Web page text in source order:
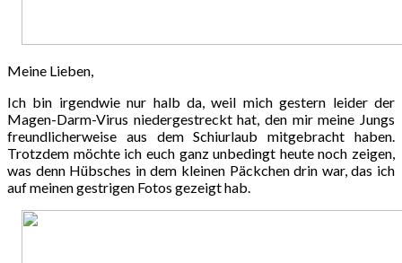
Meine Lieben,
Ich bin irgendwie nur halb da, weil mich gestern leider der
Magen-Darm-Virus niedergestreckt hat, den mir meine Jungs
freundlicherweise aus dem Schiurlaub mitgebracht haben.
Trotzdem möchte ich euch ganz unbedingt heute noch zeigen,
was denn Hübsches in dem kleinen Päckchen drin war, das ich
auf meinen gestrigen Fotos gezeigt hab.